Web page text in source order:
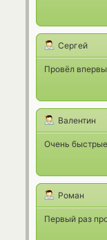
Сергей
Провёл
Валентин
Очень
Роман
Первый раз